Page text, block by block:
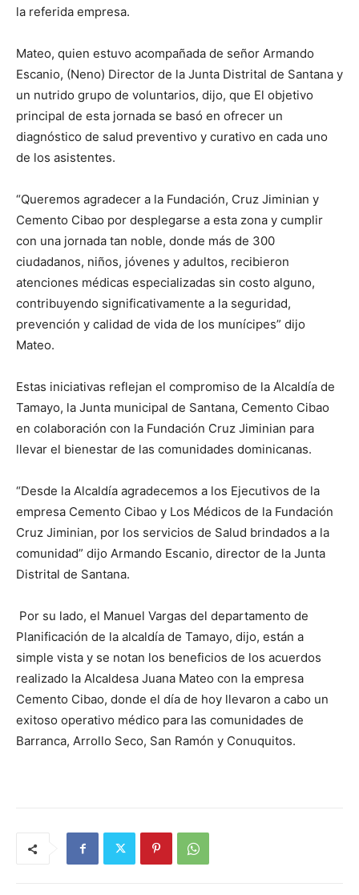
la referida empresa.
Mateo, quien estuvo acompañada de señor Armando
Escanio, (Neno) Director de la Junta Distrital de Santana y
un nutrido grupo de voluntarios, dijo, que El objetivo
principal de esta jornada se basó en ofrecer un
diagnóstico de salud preventivo y curativo en cada uno
de los asistentes.
“Queremos agradecer a la Fundación, Cruz Jiminian y
Cemento Cibao por desplegarse a esta zona y cumplir
con una jornada tan noble, donde más de 300
ciudadanos, niños, jóvenes y adultos, recibieron
atenciones médicas especializadas sin costo alguno,
contribuyendo significativamente a la seguridad,
prevención y calidad de vida de los munícipes” dijo
Mateo.
Estas iniciativas reflejan el compromiso de la Alcaldía de
Tamayo, la Junta municipal de Santana, Cemento Cibao
en colaboración con la Fundación Cruz Jiminian para
llevar el bienestar de las comunidades dominicanas.
“Desde la Alcaldía agradecemos a los Ejecutivos de la
empresa Cemento Cibao y Los Médicos de la Fundación
Cruz Jiminian, por los servicios de Salud brindados a la
comunidad” dijo Armando Escanio, director de la Junta
Distrital de Santana.
Por su lado, el Manuel Vargas del departamento de
Planificación de la alcaldía de Tamayo, dijo, están a
simple vista y se notan los beneficios de los acuerdos
realizado la Alcaldesa Juana Mateo con la empresa
Cemento Cibao, donde el día de hoy llevaron a cabo un
exitoso operativo médico para las comunidades de
Barranca, Arrollo Seco, San Ramón y Conuquitos.